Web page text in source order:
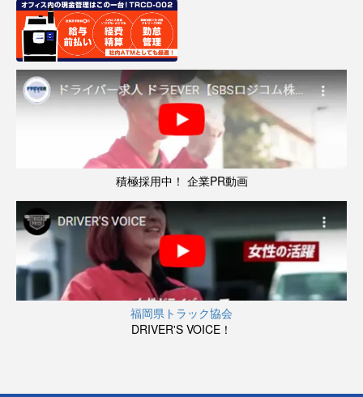
積極採用中！ 企業PR動画
福岡県トラック協会
DRIVER'S VOICE！